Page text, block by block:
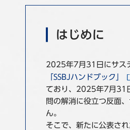
はじめに
2025年7月31日にサス
「SSBJハンドブック」
ており、2025年7月31
問の解消に役立つ反面
ん。
そこで、新たに公表さ